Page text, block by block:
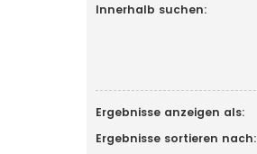
Innerhalb suchen:
Ergebnisse anzeigen als:
Ergebnisse sortieren nach: